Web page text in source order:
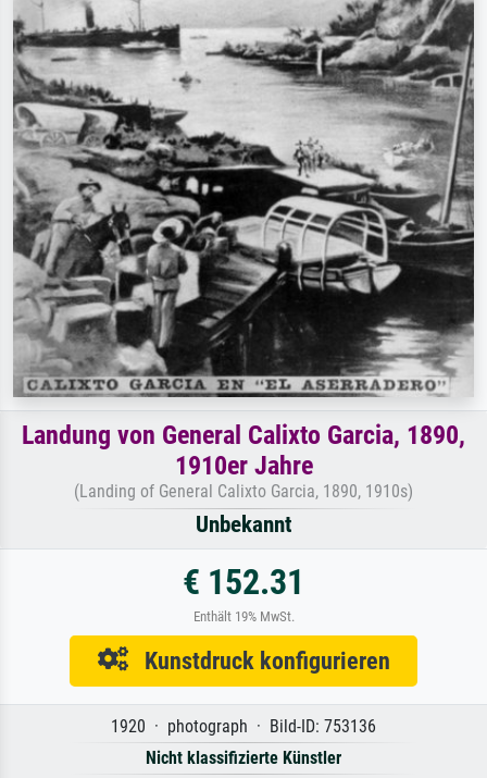
Landung von General Calixto Garcia, 1890,
1910er Jahre
(Landing of General Calixto Garcia, 1890, 1910s)
Unbekannt
€ 152.31
Enthält 19% MwSt.
Kunstdruck konfigurieren
1920 · photograph · Bild-ID: 753136
Nicht klassifizierte Künstler